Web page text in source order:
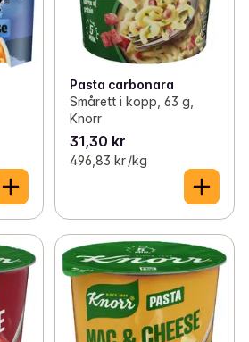
Pasta carbonara
Smårett i kopp, 63 g,
Knorr
31,30 kr
496,83 kr /kg